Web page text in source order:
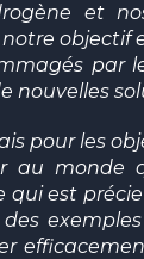
et
par
nouvelles
pour les
au monde
est